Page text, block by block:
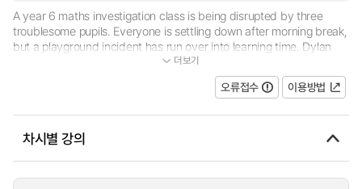
A year 6 maths investigation class is being disrupted by three
troublesome pupils. Everyone is settling down after morning break,
but a playground incident has run over into learning time. Dylan
has knocked one of his classmates during a game of football - n...
더보기
오류접수 이용방법
차시별 강의